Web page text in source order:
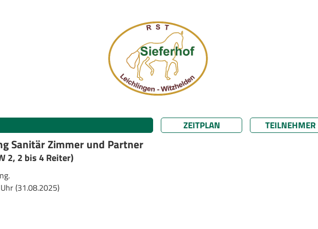
ZEITPLAN TEILNEHMER
Sanitär Zimmer und Partner
2, 2 bis 4 Reiter)
(31.08.2025)